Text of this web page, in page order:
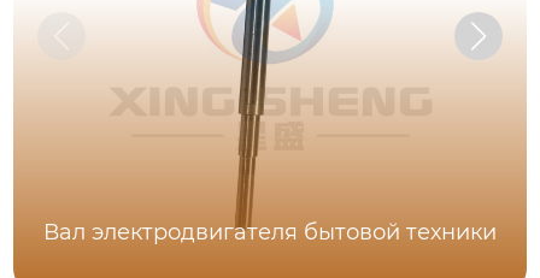
Вал электродвигателя бытовой техники